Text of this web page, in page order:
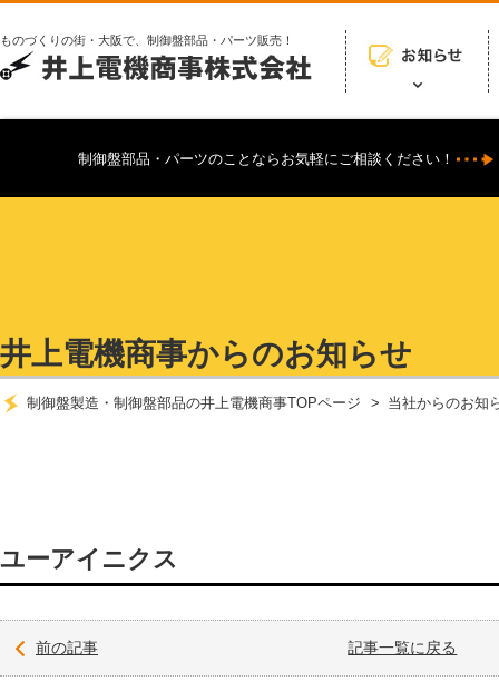
ものづくりの街・大阪で、制御盤部品・パーツ販売！
制御盤部品・パーツのことならお気軽にご相談ください！
井上電機商事からのお知らせ
制御盤製造・制御盤部品の井上電機商事TOPページ 当社からのお知
ユーアイニクス
前の記事 記事一覧に戻る